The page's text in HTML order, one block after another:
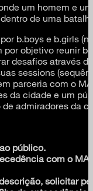
um homem e
de uma
b.boys e b.girls
objetivo reunir
desafios através
sessions
parceria com o
da cidade e um
admiradores da
público.
com o
solicitar